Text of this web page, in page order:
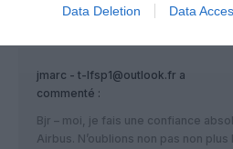
Data Deletion Data
jmarc - t-lfsp1@outlook.fr a
commenté :
Bjr – moi, je fais une confiance
Airbus. N’oublions non pas non